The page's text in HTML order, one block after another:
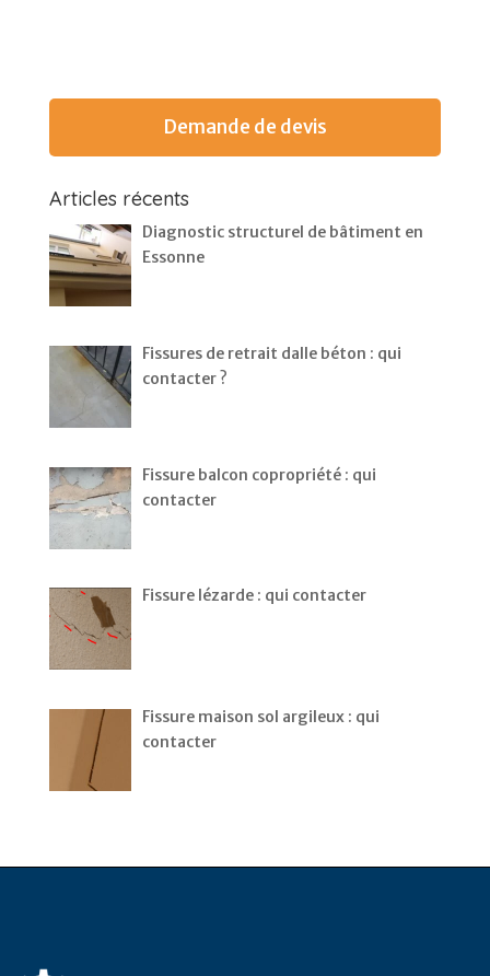
Demande de devis
Articles récents
Diagnostic structurel de bâtiment en
Essonne
Fissures de retrait dalle béton : qui
contacter ?
Fissure balcon copropriété : qui
contacter
Fissure lézarde : qui contacter
Fissure maison sol argileux : qui
contacter